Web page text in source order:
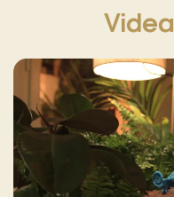
Videa